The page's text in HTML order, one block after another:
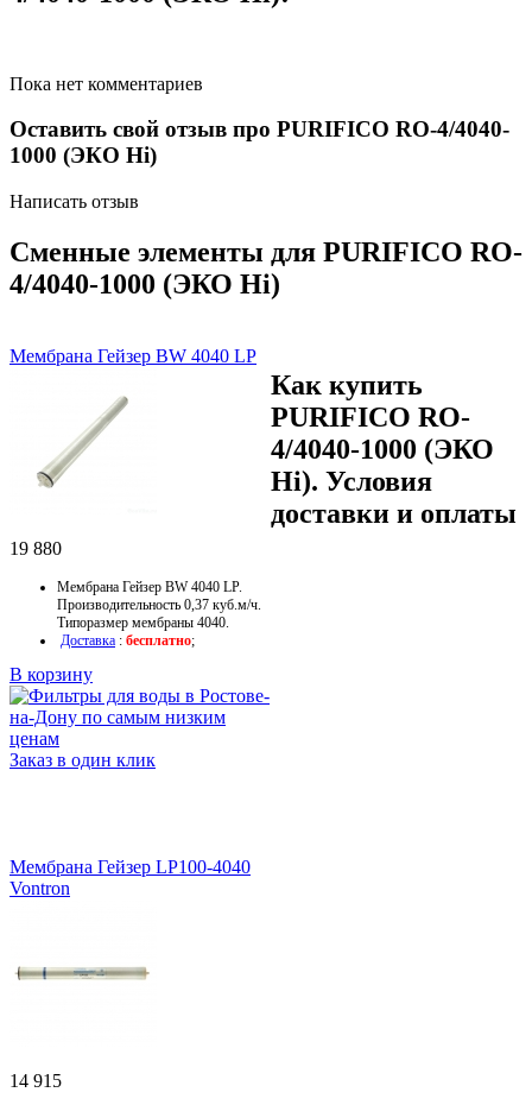
Пока нет комментариев
Оставить свой отзыв про PURIFICO RO-4/4040-
1000 (ЭКО Hi)
Написать отзыв
Сменные элементы для PURIFICO RO-
4/4040-1000 (ЭКО Hi)
Мембрана Гейзер BW 4040 LP
19 880
Мембрана Гейзер BW 4040 LP.
Производительность 0,37 куб.м/ч.
Типоразмер мембраны 4040.
Доставка : бесплатно;
В корзину
Заказ в один клик
Мембрана Гейзер LP100-4040
Vontron
14 915
Как купить
PURIFICO RO-
4/4040-1000 (ЭКО
Hi). Условия
доставки и оплаты